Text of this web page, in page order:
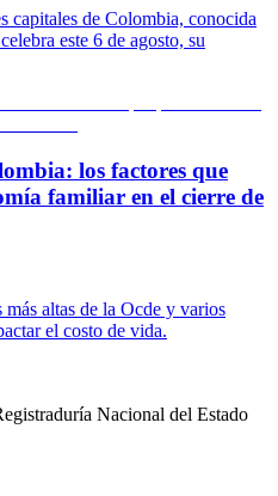
capitales de Colombia, conocida
este 6 de agosto, su
los factores que
familiar en el cierre de
altas de la Ocde y varios
el costo de vida.
Nacional del Estado